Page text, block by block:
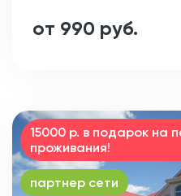
от 990 руб.
15000 р. в подарок на
проживания!
партнер сети